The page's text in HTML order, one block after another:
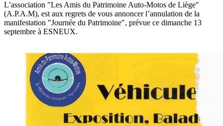
L’association "Les Amis du Patrimoine Auto-Motos de Liège"
(A.P.A.M), est aux regrets de vous annoncer l’annulation de la
manifestation "Journée du Patrimoine", prévue ce dimanche 13
septembre à ESNEUX.